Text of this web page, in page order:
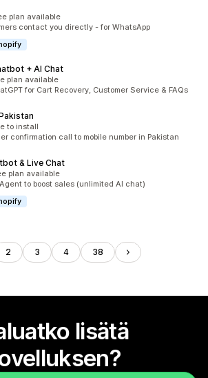
yhteensä
plan available
contact you directly - for WhatsApp
+ AI Chat
yhteensä
plan available
for Cart Recovery, Customer Service & FAQs
yhteensä
to install
confirmation call to mobile number in Pakistan
& Live Chat
yhteensä
plan available
to boost sales (unlimited AI chat)
2 3 4 38
lisätä